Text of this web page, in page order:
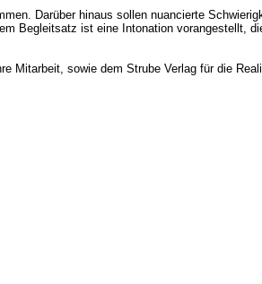
Darüber hinaus sollen nuancierte
Begleitsatz ist eine Intonation vorangestellt,
sowie dem Strube Verlag für die